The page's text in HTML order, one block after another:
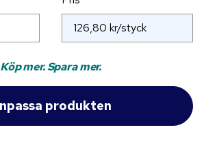
Köp mer. Spara mer.